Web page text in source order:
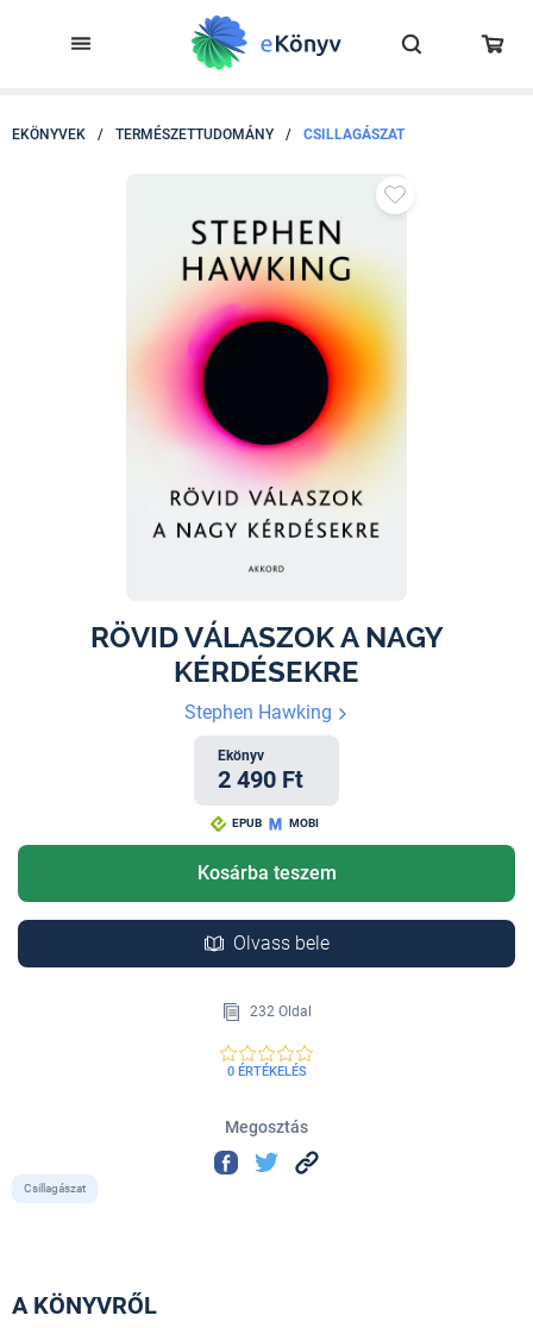
EKÖNYVEK / TERMÉSZETTUDOMÁNY / CSILLAGÁSZAT
RÖVID VÁLASZOK A NAGY
KÉRDÉSEKRE
Stephen Hawking
Ekönyv
2 490 Ft
EPUB MOBI
Kosárba teszem
Olvass bele
232 Oldal
0 ÉRTÉKELÉS
Megosztás
Csillagászat
A KÖNYVRŐL